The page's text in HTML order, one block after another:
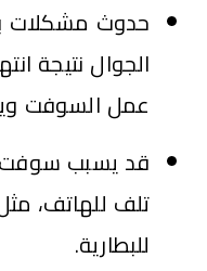
حدوث مشكلات
الجوال نتيجة
عمل السوفت
قد يسبب سوفت
تلف للهاتف،
للبطارية.